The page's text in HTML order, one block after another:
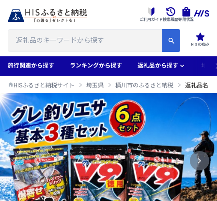
HISの強み
ご利用ガイド検索履歴寄附状況
旅行関連から探す ランキングから探す 返礼品から探す 地域
HISふるさと納税サイト 埼玉県 桶川市のふるさと納税 返礼品名